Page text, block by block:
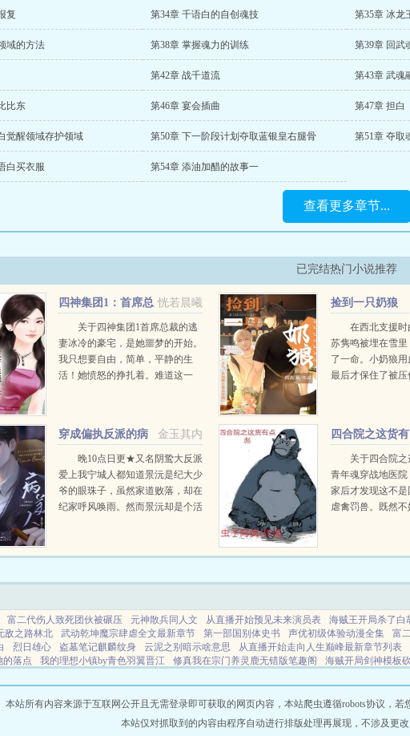
复 第34章 千语白的自创魂技 第35章 冰龙
域的方法 第38章 掌握魂力的训练 第39章 回武
第42章 战千道流 第43章 武魂
比东 第46章 宴会插曲 第47章 担白
觉醒领域存护领域 第50章 下一阶段计划夺取蓝银皇右腿骨 第51章 夺取
白买衣服 第54章 添油加醋的故事一
查看更多章节...
已完结热门小说推荐
恍若晨曦
四神集团1：首席总
裁的逃妻
关于四神集团1首席总裁的逃
妻冰冷的豪宅，是她噩梦的开始。
我只想要自由，简单，平静的生
活！她愤怒的挣扎着。难道这一
究无法实...
捡到一只奶狼
在西北支援时
苏隽鸣被埋在雪
了一命。小奶狼用
最后才保住了被
金玉其内
穿成偏执反派的病
美人后晚10点日更★又名阴鸷大反派
爱上我宁城人都知道景沅是纪大少
爷的眼珠子，虽然家道败落，却在
纪家呼风唤雨。然而景沅却是个活
来许多人的嫉妒。纪晏...
四合院之这货
关于四合院
青年魂穿战地医院
家后才发现这不
虐禽罚兽。既然
富二代伤人致死团伙被碾压 元神散兵同人文 从直播开始预见未来演员表 海贼王开局杀了白
敌之路林北
武动乾坤魔宗肆虐全文最新章节 第一部国别体史书 声优初级体验动漫全集 富
烈日雄心 盗墓笔记麒麟纹身 云泥之别暗示啥意思 从直播开始走向人生巅峰最新章节列表
的落点 我的理想小镇by青色羽翼晋江 修真我在宗门养灵鹿无错版笔趣阁 海贼开局剑神模板
生即天帝 神级娱乐家 从直播万界开始无敌 陈念念是哪部 cos中也后次元壁裂了TXT 第一
版
博巴小说 笔趣阁 源点新智慧 秦时中文 小说DS 零壹小说 万域阁 逸琦 香菇小说
霍家小说 典阁小说 侃侃小说 鸽趣阁 新笔趣阁 看书王 独到 万域阁
本站所有内容来源于互联网公开且无需登录即可获取的网页内容，本站爬虫遵循robots协议，若
本站仅对抓取到的内容由程序自动进行排版处理再展现，不涉及更